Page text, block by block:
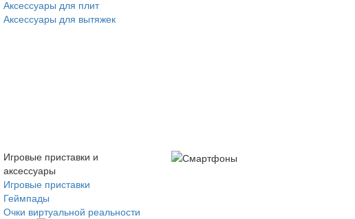
Аксессуары для плит
Аксессуары для вытяжек
Игровые приставки и
аксессуары
Игровые приставки
Геймпады
Очки виртуальной реальности